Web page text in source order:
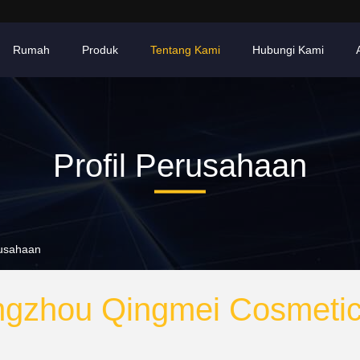
Rumah Produk Tentang Kami Hubungi Kami
Profil Perusahaan
Qingmei